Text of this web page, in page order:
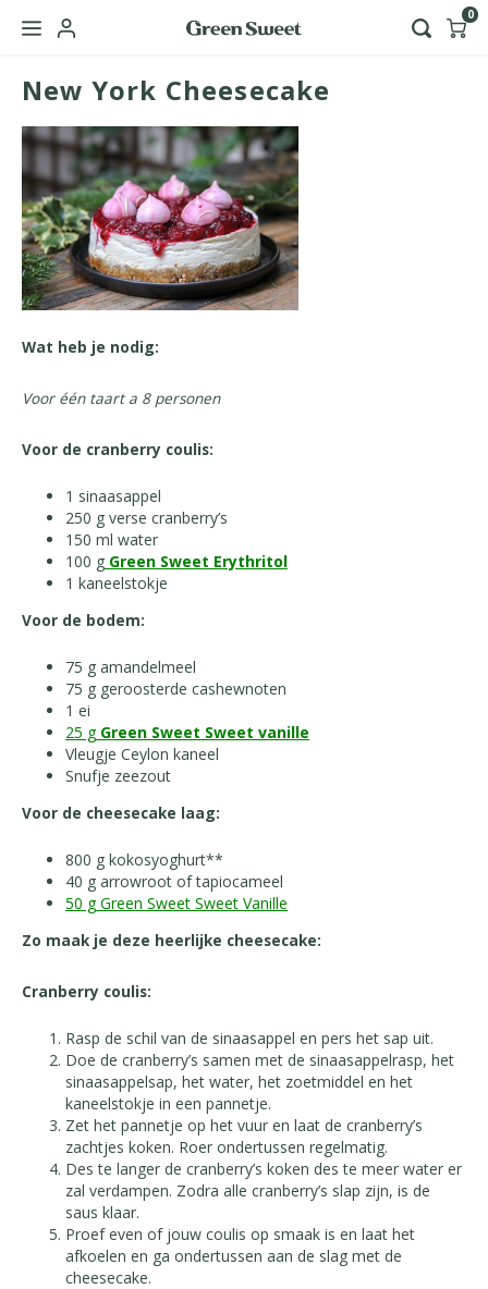
Hoofdmenu / green sweet zakelijk
Nederlands
English
0
New York Cheesecake
Wat heb je nodig:
Voor één taart a 8 personen
Voor de cranberry coulis:
1 sinaasappel
250 g verse cranberry’s
150 ml water
100 g Green Sweet Erythritol
1 kaneelstokje
Voor de bodem:
75 g amandelmeel
75 g geroosterde cashewnoten
1 ei
25 gGreen Sweet Sweet vanille
Vleugje Ceylon kaneel
Snufje zeezout
Voor de cheesecake laag:
800 g kokosyoghurt**
40 g arrowroot of tapiocameel
50 gGreen Sweet Sweet Vanille
Zo maak je deze heerlijke cheesecake:
Cranberry coulis:
Rasp de schil van de sinaasappel en pers het sap uit.
Doe de cranberry’s samen met de sinaasappelrasp, het
sinaasappelsap, het water, het zoetmiddel en het
kaneelstokje in een pannetje.
Zet het pannetje op het vuur en laat de cranberry’s
zachtjes koken. Roer ondertussen regelmatig.
Des te langer de cranberry’s koken des te meer water er
zal verdampen. Zodra alle cranberry’s slap zijn, is de
saus klaar.
Proef even of jouw coulis op smaak is en laat het
afkoelen en ga ondertussen aan de slag met de
cheesecake.